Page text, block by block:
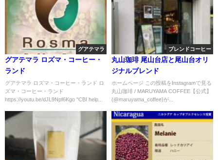
グアテマラ
グアテマラ ロズマ・コーヒー・
ランド
グアテマラ ロズマ・コーヒー・ランド ロ
ズマ・コーヒー・ランド
https://youtu.be/dJL9Npf6Kgo "CBI help...
ブレンドコーヒー
丸山珈琲 尾山台店と尾山台オリ
ジナルブレンド
ホームページ この投稿をInstagramで見る
丸山珈琲 / MARUYAMA COFFEE【公式】
(@maruyama_coffee)が...